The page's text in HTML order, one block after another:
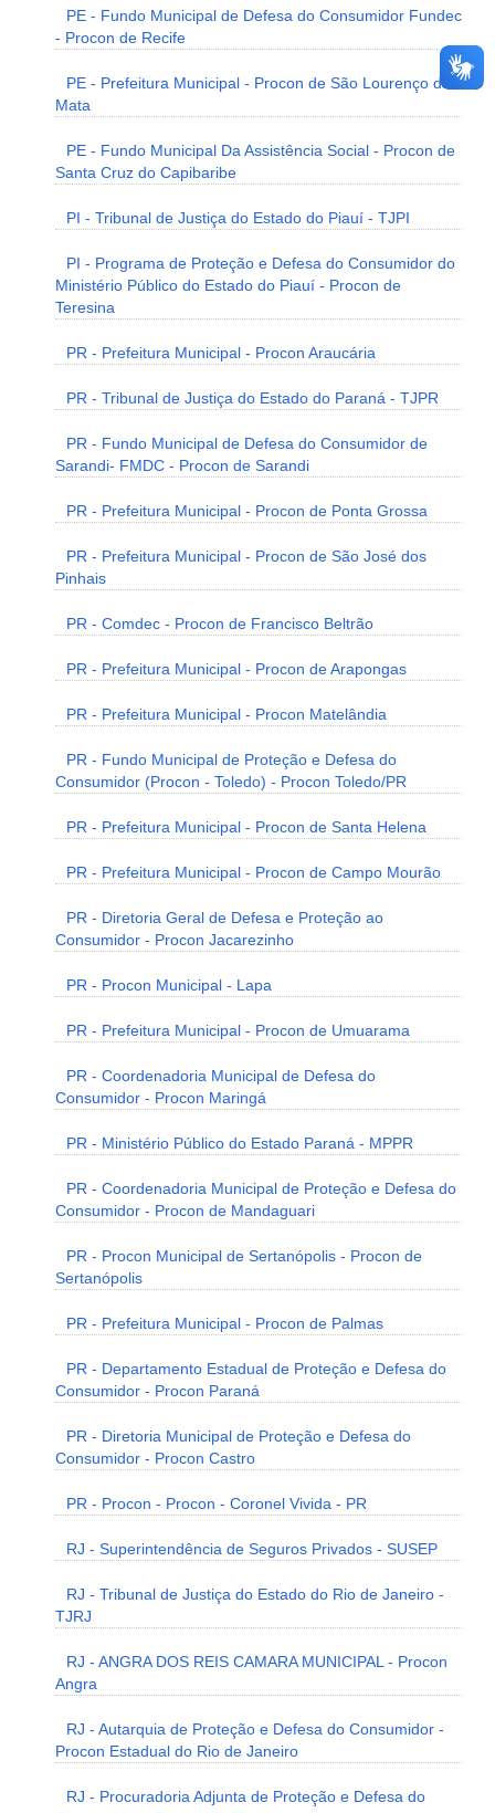
PE - Fundo Municipal de Defesa do Consumidor Fundec
- Procon de Recife
PE - Prefeitura Municipal - Procon de São Lourenço da
Mata
PE - Fundo Municipal Da Assistência Social - Procon de
Santa Cruz do Capibaribe
PI - Tribunal de Justiça do Estado do Piauí - TJPI
PI - Programa de Proteção e Defesa do Consumidor do
Ministério Público do Estado do Piauí - Procon de
Teresina
PR - Prefeitura Municipal - Procon Araucária
PR - Tribunal de Justiça do Estado do Paraná - TJPR
PR - Fundo Municipal de Defesa do Consumidor de
Sarandi- FMDC - Procon de Sarandi
PR - Prefeitura Municipal - Procon de Ponta Grossa
PR - Prefeitura Municipal - Procon de São José dos
Pinhais
PR - Comdec - Procon de Francisco Beltrão
PR - Prefeitura Municipal - Procon de Arapongas
PR - Prefeitura Municipal - Procon Matelândia
PR - Fundo Municipal de Proteção e Defesa do
Consumidor (Procon - Toledo) - Procon Toledo/PR
PR - Prefeitura Municipal - Procon de Santa Helena
PR - Prefeitura Municipal - Procon de Campo Mourão
PR - Diretoria Geral de Defesa e Proteção ao
Consumidor - Procon Jacarezinho
PR - Procon Municipal - Lapa
PR - Prefeitura Municipal - Procon de Umuarama
PR - Coordenadoria Municipal de Defesa do
Consumidor - Procon Maringá
PR - Ministério Público do Estado Paraná - MPPR
PR - Coordenadoria Municipal de Proteção e Defesa do
Consumidor - Procon de Mandaguari
PR - Procon Municipal de Sertanópolis - Procon de
Sertanópolis
PR - Prefeitura Municipal - Procon de Palmas
PR - Departamento Estadual de Proteção e Defesa do
Consumidor - Procon Paraná
PR - Diretoria Municipal de Proteção e Defesa do
Consumidor - Procon Castro
PR - Procon - Procon - Coronel Vivida - PR
RJ - Superintendência de Seguros Privados - SUSEP
RJ - Tribunal de Justiça do Estado do Rio de Janeiro -
TJRJ
RJ - ANGRA DOS REIS CAMARA MUNICIPAL - Procon
Angra
RJ - Autarquia de Proteção e Defesa do Consumidor -
Procon Estadual do Rio de Janeiro
RJ - Procuradoria Adjunta de Proteção e Defesa do